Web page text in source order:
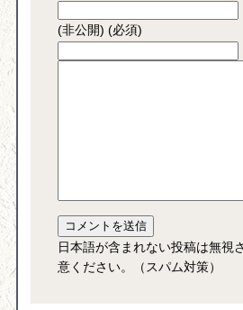
(非公開) (必須)
日本語が含まれない投稿は無視
意ください。（スパム対策）